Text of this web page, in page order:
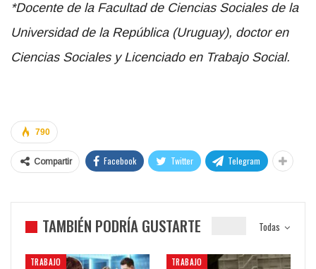
*Docente de la Facultad de Ciencias Sociales de la
Universidad de la República (Uruguay), doctor en
Ciencias Sociales y Licenciado en Trabajo Social.
790
Compartir Facebook Twitter Telegram
Todas
TAMBIÉN PODRÍA GUSTARTE
TRABAJO TRABAJO